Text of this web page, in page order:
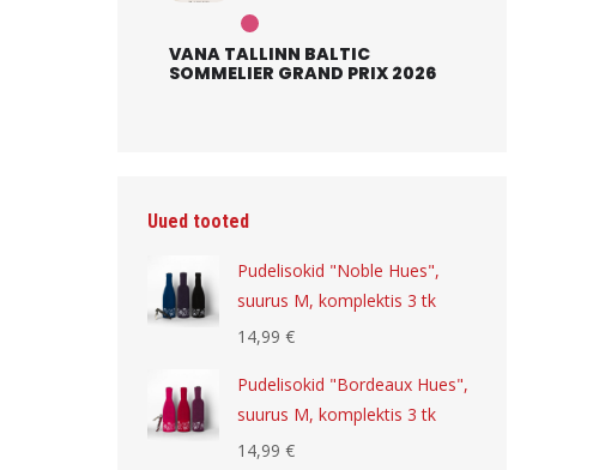
VANA TALLINN BALTIC
SOMMELIER GRAND PRIX 2026
Uued tooted
Pudelisokid "Noble Hues",
suurus M, komplektis 3 tk
14,99 €
Pudelisokid "Bordeaux Hues",
suurus M, komplektis 3 tk
14,99 €